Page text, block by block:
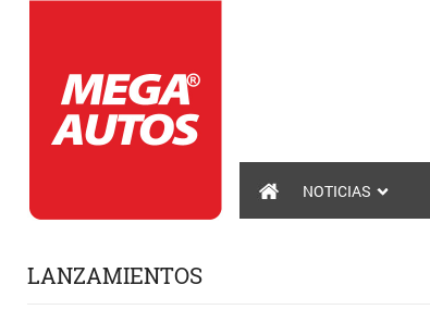
NOTICIAS
LANZAMIENTOS